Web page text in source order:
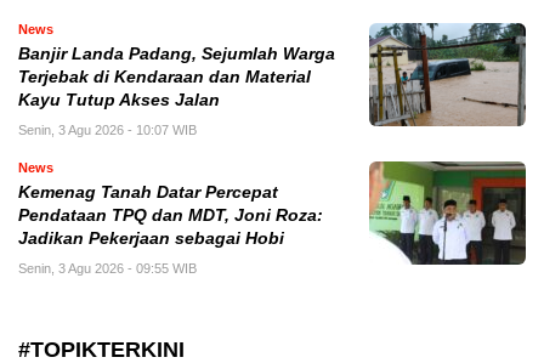
News
Banjir Landa Padang, Sejumlah Warga
Terjebak di Kendaraan dan Material
Kayu Tutup Akses Jalan
Senin, 3 Agu 2026 - 10:07 WIB
News
Kemenag Tanah Datar Percepat
Pendataan TPQ dan MDT, Joni Roza:
Jadikan Pekerjaan sebagai Hobi
Senin, 3 Agu 2026 - 09:55 WIB
#TOPIKTERKINI